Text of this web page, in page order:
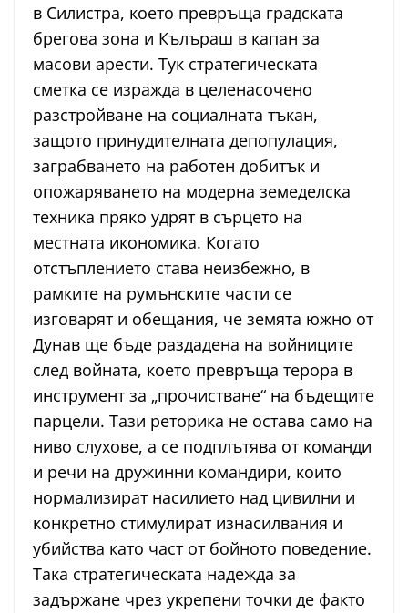
в Силистра, което превръща градската
брегова зона и Кълъраш в капан за
масови арести. Тук стратегическата
сметка се изражда в целенасочено
разстройване на социалната тъкан,
защото принудителната депопулация,
заграбването на работен добитък и
опожаряването на модерна земеделска
техника пряко удрят в сърцето на
местната икономика. Когато
отстъплението става неизбежно, в
рамките на румънските части се
изговарят и обещания, че земята южно от
Дунав ще бъде раздадена на войниците
след войната, което превръща терора в
инструмент за „прочистване“ на бъдещите
парцели. Тази реторика не остава само на
ниво слухове, а се подплътява от команди
и речи на дружинни командири, които
нормализират насилието над цивилни и
конкретно стимулират изнасилвания и
убийства като част от бойното поведение.
Така стратегическата надежда за
задържане чрез укрепени точки де факто